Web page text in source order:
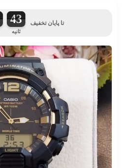
43
ثانیه
تا پایان تخفیف